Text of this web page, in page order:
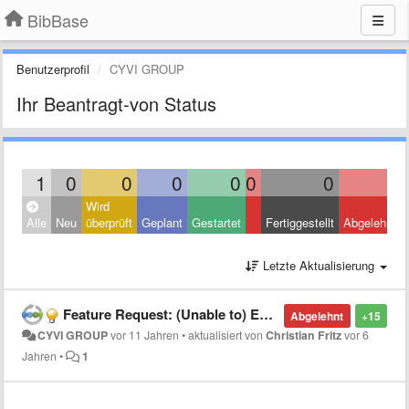
BibBase
Benutzerprofil CYVI GROUP
Ihr Beantragt-von Status
1 0 0 0 0 0 0
Alle Neu
Wird
überprüft Geplant Gestartet Fertiggestellt Abgelehnt
Letzte Aktualisierung
+15
Abgelehnt
Feature Request: (Unable to) Embed BibBase into wordpress.COM site
CYVI GROUPvor 11 Jahren •aktualisiert vonChristian Fritzvor 6
Jahren • 1